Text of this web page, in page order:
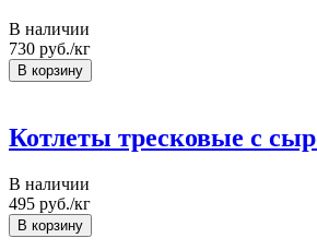
В наличии
730 руб./кг
Котлеты тресковые с
В наличии
495 руб./кг